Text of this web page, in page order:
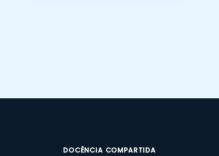
DOCÈNCIA COMPARTIDA